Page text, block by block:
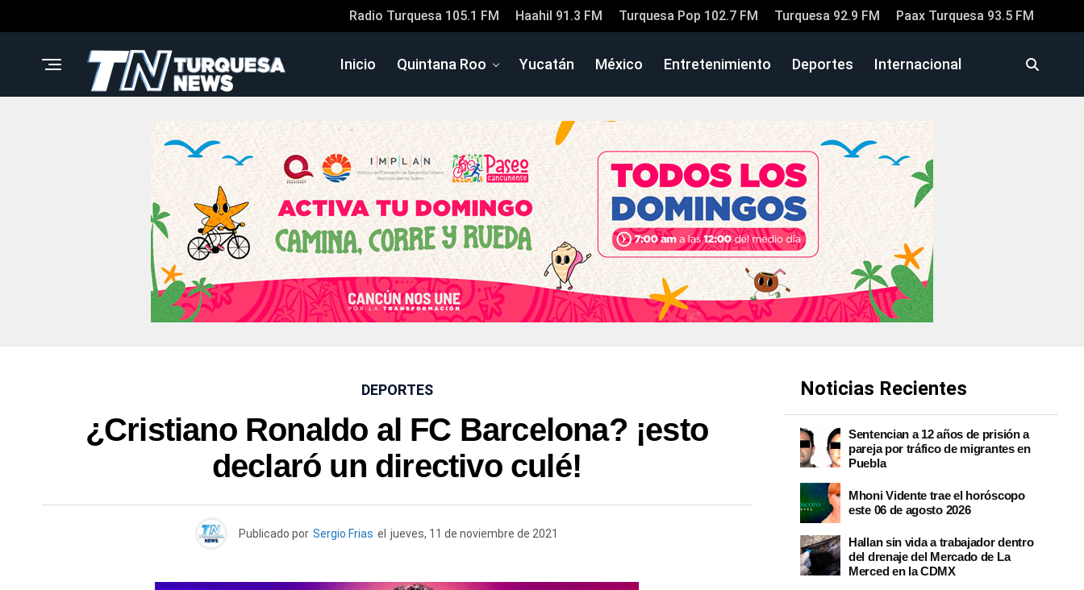
Radio Turquesa 105.1 FM Haahil 91.3 FM Turquesa Pop 102.7 FM Turquesa 92.9 FM Paax Turquesa 93.5 FM
Inicio Quintana Roo Yucatán México Entretenimiento Deportes Internacional
DEPORTES
¿Cristiano Ronaldo al FC Barcelona? ¡esto
declaró un directivo culé!
Publicado por Sergio Frias el jueves, 11 de noviembre de 2021
Noticias Recientes
Sentencian a 12 años de prisión a
pareja por tráfico de migrantes en
Puebla
Mhoni Vidente trae el horóscopo
este 06 de agosto 2026
Hallan sin vida a trabajador dentro
del drenaje del Mercado de La
Merced en la CDMX